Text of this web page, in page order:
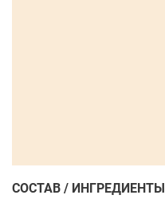
СОСТАВ / ИНГРЕДИЕНТЫ